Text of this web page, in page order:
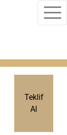
Teklif
Al